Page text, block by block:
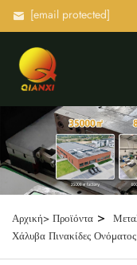
[email protected]
Αρχική> Προϊόντα >
Χάλυβα Πινακίδες Ονόματος